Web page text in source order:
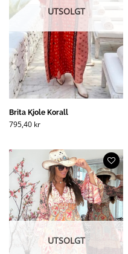
UTSOLGT
Brita Kjole Korall
795,40 kr
UTSOLGT